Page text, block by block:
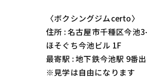
〈ボクシングジムcerto〉
住所 : 名古屋市千種区今池
ほそぐち今池ビル 1F
最寄駅 : 地下鉄今池駅 9番出
※見学は自由になります